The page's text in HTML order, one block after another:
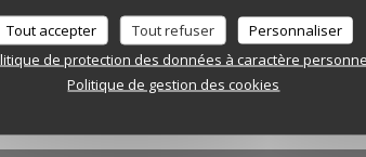
Tout accepter Tout refuser
Personnaliser
de protection des données à caractère
Politique de gestion des cookies